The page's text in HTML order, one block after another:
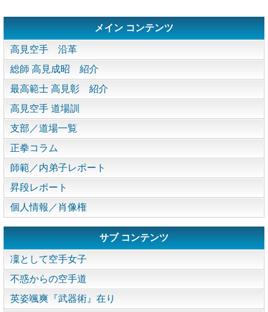
メイン コンテンツ
高見空手 沿革
総師 高見成昭 紹介
最高範士 高見彰 紹介
高見空手 道場訓
支部／道場一覧
正拳コラム
師範／内弟子レポート
昇段レポート
個人情報／肖像権
サブ コンテンツ
凜として空手女子
不惑からの空手道
英姿颯爽『武器術』在り